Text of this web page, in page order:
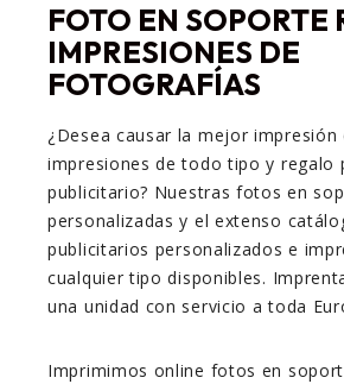
FOTO EN SOPORTE
IMPRESIONES DE
FOTOGRAFÍAS
¿Desea causar la mejor impresión
impresiones de todo tipo y regalo
publicitario? Nuestras fotos en
personalizadas y el extenso
publicitarios personalizados e
cualquier tipo disponibles.
una unidad con servicio a toda
Imprimimos online fotos en